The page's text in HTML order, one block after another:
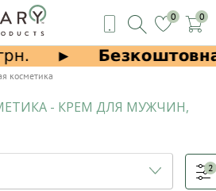
0 0
косметика
- КРЕМ ДЛЯ МУЖЧИН,
2